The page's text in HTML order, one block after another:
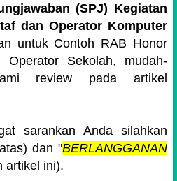
(SPJ) Kegiatan
dan Operator Komputer
untuk Contoh RAB Honor
Sekolah, mudah-
review pada artikel
sarankan Anda silahkan
dan "BERLANGGANAN
artikel ini).